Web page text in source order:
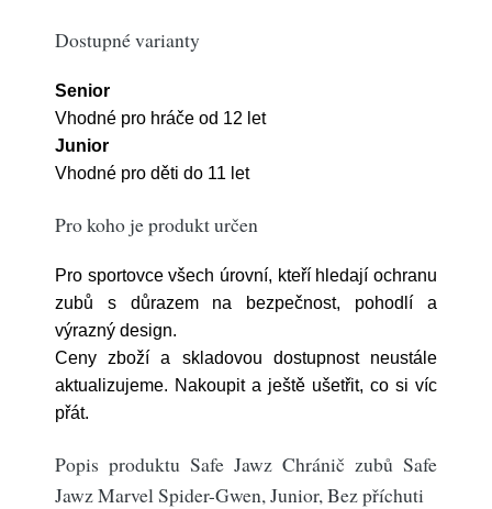
Dostupné varianty
Senior
Vhodné pro hráče od 12 let
Junior
Vhodné pro děti do 11 let
Pro koho je produkt určen
Pro sportovce všech úrovní, kteří hledají ochranu
zubů s důrazem na bezpečnost, pohodlí a
výrazný design.
Ceny zboží a skladovou dostupnost neustále
aktualizujeme. Nakoupit a ještě ušetřit, co si víc
přát.
Popis produktu Safe Jawz Chránič zubů Safe
Jawz Marvel Spider-Gwen, Junior, Bez příchuti